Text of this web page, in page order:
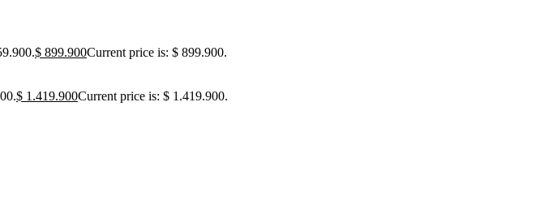
$ 899.900Current price is: $ 899.900.
$ 1.419.900Current price is: $ 1.419.900.